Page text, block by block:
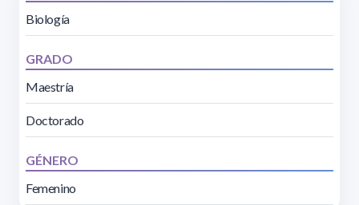
Biología
GRADO
Maestría
Doctorado
GÉNERO
Femenino